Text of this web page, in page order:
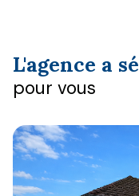
L'agence a
pour vous